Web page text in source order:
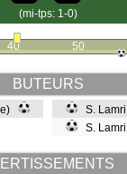
(mi-tps: 1-0)
40 50
BUTEURS
S.
S.